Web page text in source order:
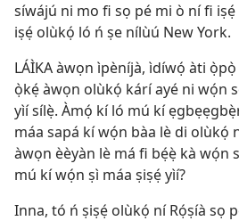
síwájú ni mo fi sọ pé mi ò ní fi
iṣẹ́ olùkọ́ ló ń ṣe nílùú New York.
LÁÌKA àwọn ìpèníjà, ìdíwọ́ àti
ọ̀kẹ́ àwọn olùkọ́ kárí ayé ni wọ́n
yìí sílẹ̀. Àmọ́ kí ló mú kí
máa sapá kí wọ́n bàa lè di olùkọ́
àwọn èèyàn lè má fi bẹ́ẹ̀ kà wọ́n
mú kí wọ́n ṣì máa ṣiṣẹ́ yìí?
Inna, tó ń ṣiṣẹ́ olùkọ́ ní Rọ́ṣíà sọ